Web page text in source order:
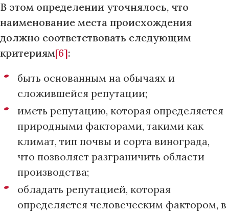
В этом определении уточнялось, что
наименование места происхождения
должно соответствовать следующим
критериям[6]:
быть основанным на обычаях и
сложившейся репутации;
иметь репутацию, которая определяется
природными факторами, такими как
климат, тип почвы и сорта винограда,
что позволяет разграничить области
производства;
обладать репутацией, которая
определяется человеческим фактором, в